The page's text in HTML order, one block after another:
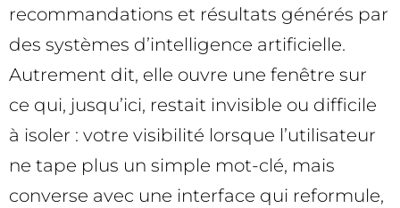
recommandations et résultats générés par
des systèmes d’intelligence artificielle.
Autrement dit, elle ouvre une fenêtre sur
ce qui, jusqu’ici, restait invisible ou difficile
à isoler : votre visibilité lorsque l’utilisateur
ne tape plus un simple mot-clé, mais
converse avec une interface qui reformule,